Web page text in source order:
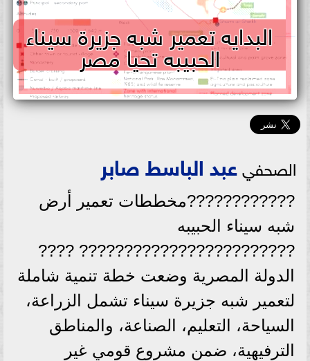
البدايه تعمير شبه جزيرة سيناء
الحبيبه تحيا مصر
الصحفيعبد الباسط صابر
????????????مخططات تعمير أرض
شبه سيناء الحبيبه
???????????????????????? ????
الدولة المصرية وضعت خطة تنمية شاملة
لتعمير شبه جزيرة سيناء تشمل الزراعة،
السياحة، التعليم، الصناعة، والمناطق
الترفيهية، ضمن مشروع قومي غير